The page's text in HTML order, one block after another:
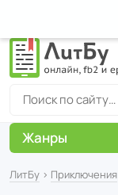
ЛитБу › Приключения
Жанры